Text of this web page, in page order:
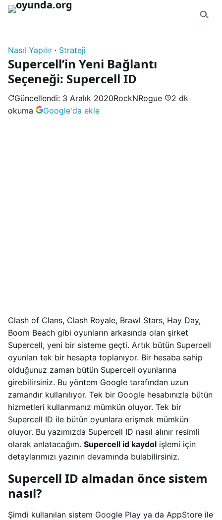
İçeriğe geç
Nasıl Yapılır · Strateji
Supercell’in Yeni Bağlantı
Seçeneği: Supercell ID
Güncellendi: 3 Aralık 2020RockNRogue
2 dk
okuma
Google'da ekle
Clash of Clans, Clash Royale, Brawl Stars, Hay Day,
Boom Beach gibi oyunların arkasında olan şirket
Supercell, yeni bir sisteme geçti. Artık bütün Supercell
oyunları tek bir hesapta toplanıyor. Bir hesaba sahip
olduğunuz zaman bütün Supercell oyunlarına
girebilirsiniz. Bu yöntem Google tarafından uzun
zamandır kullanılıyor. Tek bir Google hesabınızla bütün
hizmetleri kullanmanız mümkün oluyor. Tek bir
Supercell ID ile bütün oyunlara erişmek mümkün
oluyor. Bu yazımızda Supercell ID nasıl alınır resimli
olarak anlatacağım. Supercell id kaydol işlemi için
detaylarımızı yazının devamında bulabilirsiniz.
Supercell ID almadan önce sistem
nasıl?
Şimdi kullanılan sistem Google Play ya da AppStore ile